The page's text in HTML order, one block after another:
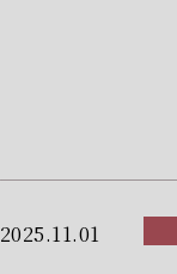
2025.11.01